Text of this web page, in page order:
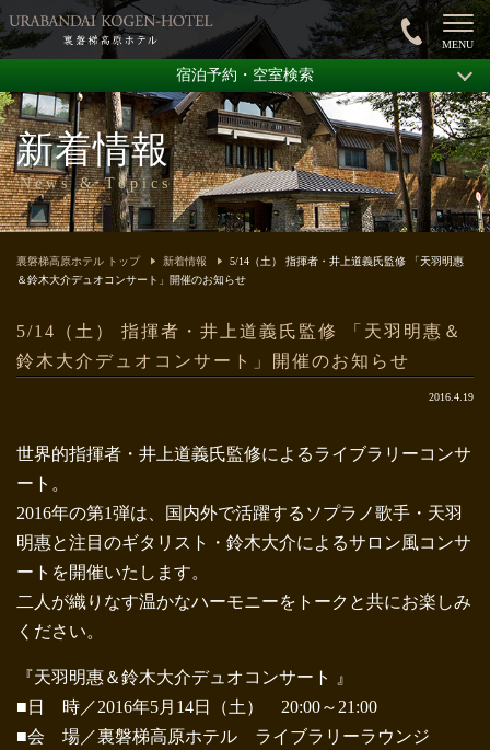
新着情報
News & Topics
宿泊予約・空室検索
裏磐梯高原ホテル トップ 新着情報
5/14（土） 指揮者・井上道義氏監修 「天羽明惠
＆鈴木大介デュオコンサート」開催のお知らせ
5/14（土） 指揮者・井上道義氏監修 「天羽明惠＆
鈴木大介デュオコンサート」開催のお知らせ
2016.4.19
世界的指揮者・井上道義氏監修によるライブラリーコンサ
ート。
2016年の第1弾は、国内外で活躍するソプラノ歌手・天羽
明惠と注目のギタリスト・鈴木大介によるサロン風コンサ
ートを開催いたします。
二人が織りなす温かなハーモニーをトークと共にお楽しみ
ください。
『天羽明惠＆鈴木大介デュオコンサート 』
■日 時／2016年5月14日（土） 20:00～21:00
■会 場／裏磐梯高原ホテル ライブラリーラウンジ